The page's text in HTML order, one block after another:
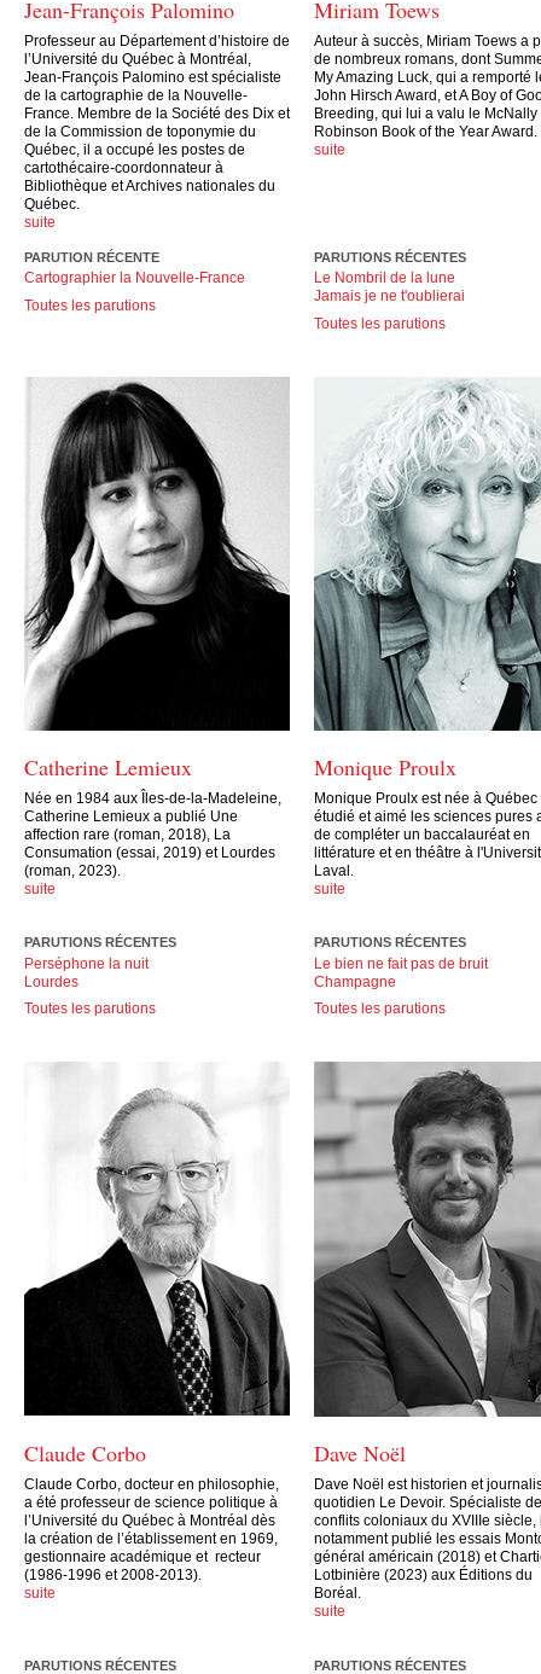
Jean-François Palomino
Professeur au Département d’histoire de
l’Université du Québec à Montréal,
Jean-François Palomino est spécialiste
de la cartographie de la Nouvelle-
France. Membre de la Société des Dix et
de la Commission de toponymie du
Québec, il a occupé les postes de
cartothécaire-coordonnateur à
Bibliothèque et Archives nationales du
Québec.
suite
PARUTION RÉCENTE
Cartographier la Nouvelle-France
Toutes les parutions
Miriam Toews
Auteur à succès, Miriam Toews a
de nombreux romans, dont
My Amazing Luck, qui a remporté
John Hirsch Award, et A Boy of
Breeding, qui lui a valu le McNally
Robinson Book of the Year Award.
suite
PARUTIONS RÉCENTES
Le Nombril de la lune
Jamais je ne t'oublierai
Toutes les parutions
Catherine Lemieux
Née en 1984 aux Îles-de-la-Madeleine,
Catherine Lemieux a publié Une
affection rare (roman, 2018), La
Consumation (essai, 2019) et Lourdes
(roman, 2023).
suite
PARUTIONS RÉCENTES
Perséphone la nuit
Lourdes
Toutes les parutions
Monique Proulx
Monique Proulx est née à Québec
étudié et aimé les sciences pures
de compléter un baccalauréat en
littérature et en théâtre à
Laval.
suite
PARUTIONS RÉCENTES
Le bien ne fait pas de bruit
Champagne
Toutes les parutions
Claude Corbo
Claude Corbo, docteur en philosophie,
a été professeur de science politique à
l’Université du Québec à Montréal dès
la création de l’établissement en 1969,
gestionnaire académique et recteur
(1986-1996 et 2008-2013).
suite
PARUTIONS RÉCENTES
Dave Noël
Dave Noël est historien et
quotidien Le Devoir. Spécialiste
conflits coloniaux du XVIIIe siècle,
notamment publié les essais
général américain (2018) et
Lotbinière (2023) aux Éditions du
Boréal.
suite
PARUTIONS RÉCENTES